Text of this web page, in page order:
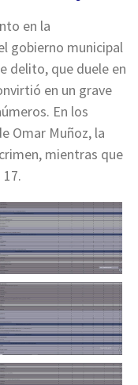
en la
gobierno municipal
delito, que duele en
en un grave
En los
Omar Muñoz, la
mientras que